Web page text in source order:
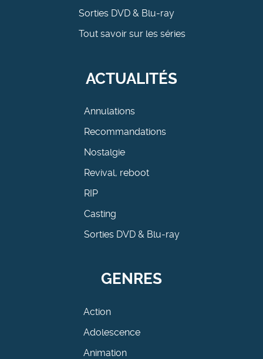
Sorties DVD & Blu-ray
Tout savoir sur les séries
ACTUALITÉS
Annulations
Recommandations
Nostalgie
Revival, reboot
RIP
Casting
Sorties DVD & Blu-ray
GENRES
Action
Adolescence
Animation